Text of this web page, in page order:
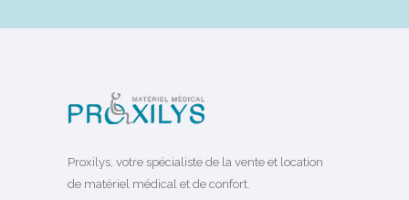
Proxilys, votre spécialiste de la vente et location
de matériel médical et de confort.